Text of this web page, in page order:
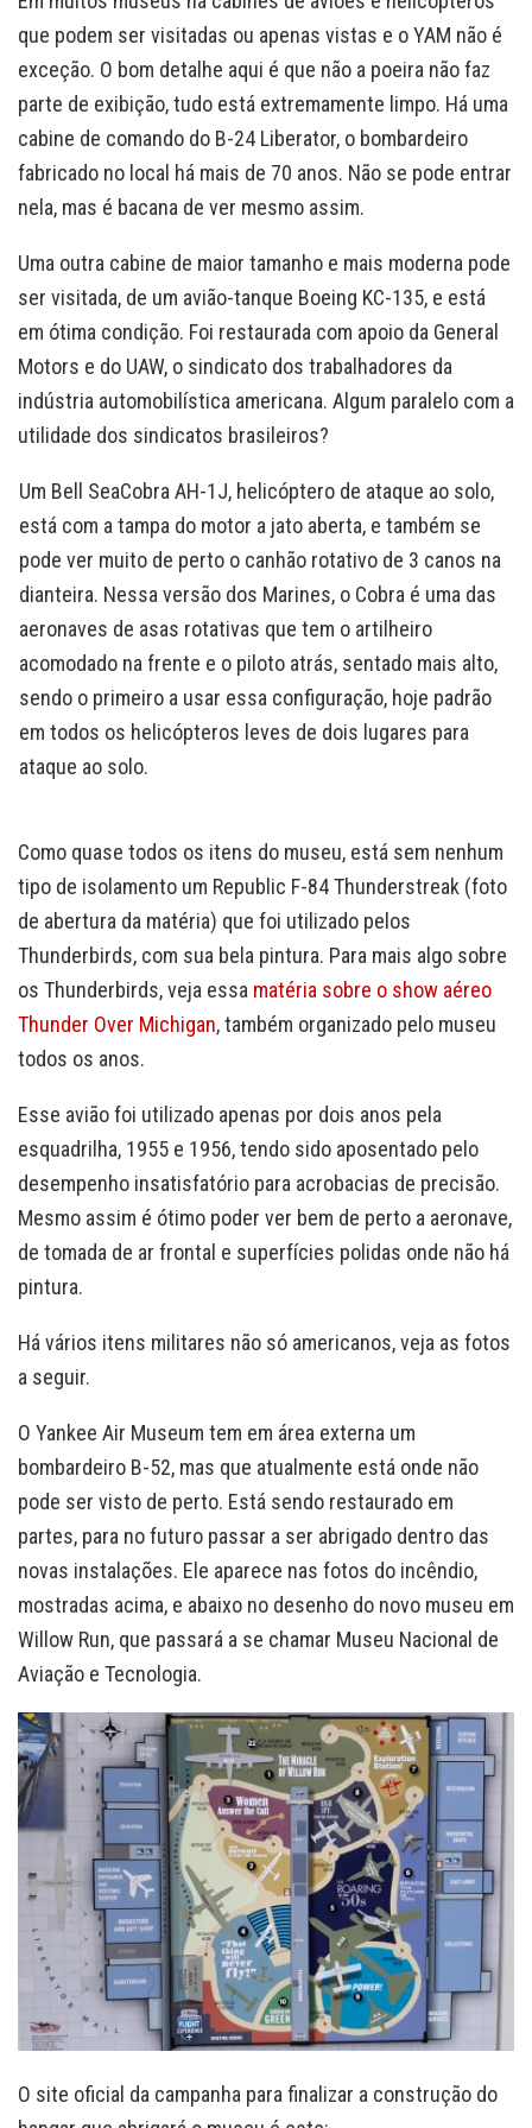
que podem ser visitadas ou apenas vistas e o YAM não é
exceção. O bom detalhe aqui é que não a poeira não faz
parte de exibição, tudo está extremamente limpo. Há uma
cabine de comando do B-24 Liberator, o bombardeiro
fabricado no local há mais de 70 anos. Não se pode entrar
nela, mas é bacana de ver mesmo assim.
Uma outra cabine de maior tamanho e mais moderna pode
ser visitada, de um avião-tanque Boeing KC-135, e está
em ótima condição. Foi restaurada com apoio da General
Motors e do UAW, o sindicato dos trabalhadores da
indústria automobilística americana. Algum paralelo com a
utilidade dos sindicatos brasileiros?
Um Bell SeaCobra AH-1J, helicóptero de ataque ao solo,
está com a tampa do motor a jato aberta, e também se
pode ver muito de perto o canhão rotativo de 3 canos na
dianteira. Nessa versão dos Marines, o Cobra é uma das
aeronaves de asas rotativas que tem o artilheiro
acomodado na frente e o piloto atrás, sentado mais alto,
sendo o primeiro a usar essa configuração, hoje padrão
em todos os helicópteros leves de dois lugares para
ataque ao solo.
Como quase todos os itens do museu, está sem nenhum
tipo de isolamento um Republic F-84 Thunderstreak (foto
de abertura da matéria) que foi utilizado pelos
Thunderbirds, com sua bela pintura. Para mais algo sobre
os Thunderbirds, veja essa matéria sobre o show aéreo
Thunder Over Michigan, também organizado pelo museu
todos os anos.
Esse avião foi utilizado apenas por dois anos pela
esquadrilha, 1955 e 1956, tendo sido aposentado pelo
desempenho insatisfatório para acrobacias de precisão.
Mesmo assim é ótimo poder ver bem de perto a aeronave,
de tomada de ar frontal e superfícies polidas onde não há
pintura.
Há vários itens militares não só americanos, veja as fotos
a seguir.
O Yankee Air Museum tem em área externa um
bombardeiro B-52, mas que atualmente está onde não
pode ser visto de perto. Está sendo restaurado em
partes, para no futuro passar a ser abrigado dentro das
novas instalações. Ele aparece nas fotos do incêndio,
mostradas acima, e abaixo no desenho do novo museu em
Willow Run, que passará a se chamar Museu Nacional de
Aviação e Tecnologia.
O site oficial da campanha para finalizar a construção do